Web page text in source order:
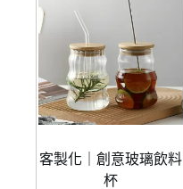
客製化｜創意玻璃飲料
杯